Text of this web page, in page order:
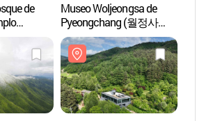
de
Monte
월정사
Museo Woljeongsa de
Pyeongchang (월정사
성보박물관(평창))